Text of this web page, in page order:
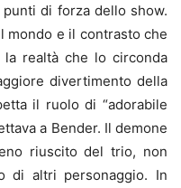
di forza dello show.
mondo e il contrasto che
realtà che lo circonda
divertimento della
il ruolo di “adorabile
a Bender. Il demone
riuscito del trio, non
di altri personaggio. In